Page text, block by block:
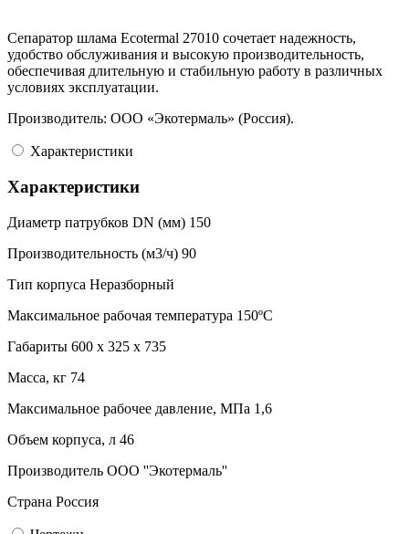
Сепаратор шлама Ecotermal 27010 сочетает надежность,
удобство обслуживания и высокую производительность,
обеспечивая длительную и стабильную работу в различных
условиях эксплуатации.
Производитель: ООО «Экотермаль» (Россия).
Характеристики
Характеристики
Диаметр патрубков DN (мм) 150
Производительность (м3/ч) 90
Тип корпуса Неразборный
Максимальное рабочая температура 150ºC
Габариты 600 x 325 x 735
Масса, кг 74
Максимальное рабочее давление, МПа 1,6
Объем корпуса, л 46
Производитель ООО ''Экотермаль''
Страна Россия